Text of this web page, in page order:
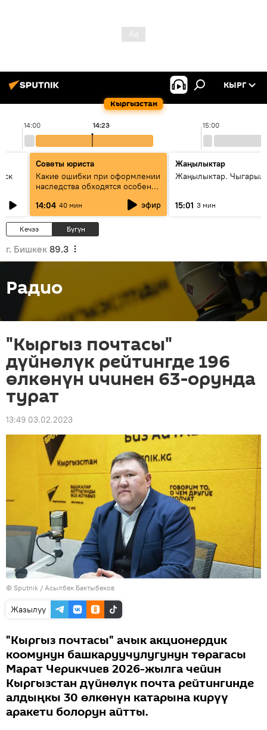
Кыргызстан
КЫРГ
14:00 15:00
14:23
Советы юриста
Какие ошибки при оформлении
наследства обходятся особенно
дорого - советы юриста
14:04 40 мин эфир
Жаңылыктар
Жаңылыктар.
15:01 3 мин
Кечээ Бүгүн
г. Бишкек 89.3
Радио
"Кыргыз почтасы"
дүйнөлүк рейтингде 196
өлкөнүн ичинен 63-орунда
турат
13:49 03.02.2023
© Sputnik / Асылбек Бактыбеков
Жазылуу
"Кыргыз почтасы" ачык акционердик
коомунун башкаруучулугунун төрагасы
Марат Черикчиев 2026-жылга чейин
Кыргызстан дүйнөлүк почта рейтингинде
алдыңкы 30 өлкөнүн катарына кирүү
аракети болорун айтты.